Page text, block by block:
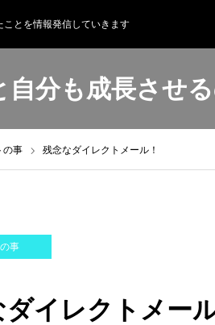
とを情報発信していきます
自分も成長させ
の事 残念なダイレクトメール！
事
イレクトメール